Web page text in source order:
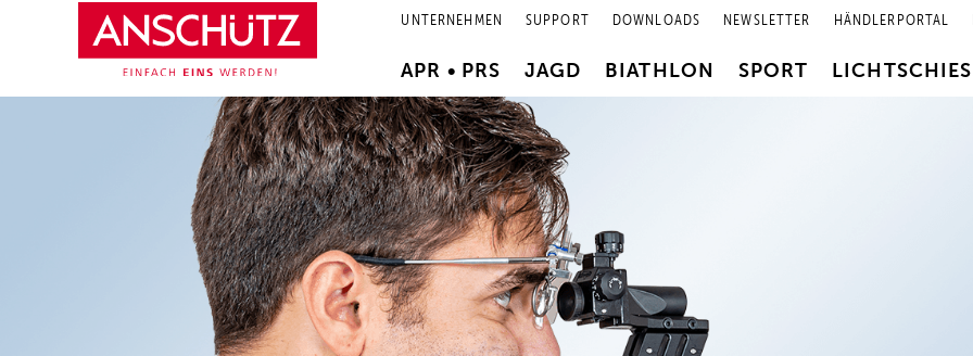
UNTERNEHMEN SUPPORT DOWNLOADS NEWSLETTER HÄNDLERPORTAL
APR • PRS JAGD BIATHLON SPORT